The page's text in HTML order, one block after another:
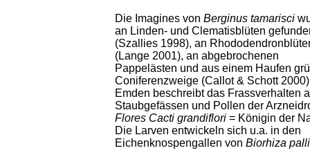
Die Imagines von Berginus tamarisci
an Linden- und Clematisblüten
(Szallies 1998), an
(Lange 2001), an abgebrochenen
Pappelästen und aus einem Haufen
Coniferenzweige (Callot & Schott
Emden beschreibt das Frassverhalten
Staubgefässen und Pollen der
Flores Cacti grandiflori = Königin der
Die Larven entwickeln sich u.a. in den
Eichenknospengallen von Biorhiza